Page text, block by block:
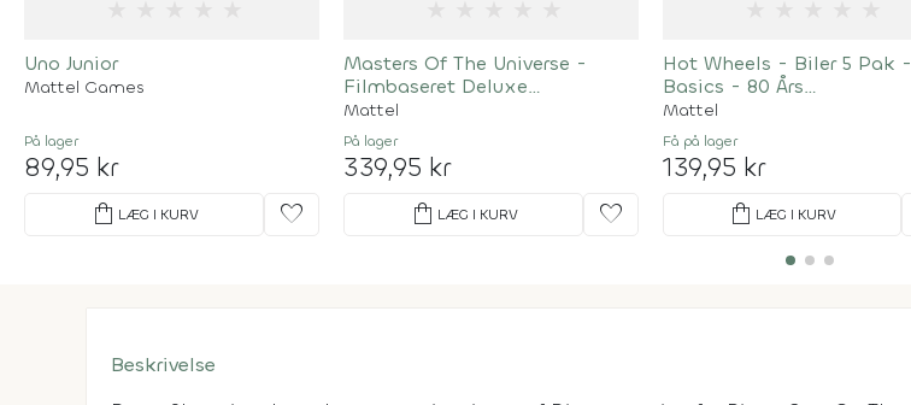
Uno Junior
Mattel Games
På lager
89,95 kr
shopping_bag LÆG I KURV favorite
Masters Of The Universe -
Filmbaseret Deluxe
Kraftsværd
Mattel
På lager
339,95 kr
shopping_bag LÆG I KURV favorite
Hot Wheels - Biler 5 Pak -
Basics - 80 Års
Jubilæumsudgave - 1:64
Mattel
Få på lager
139,95 kr
shopping_bag LÆG I KURV
Beskrivelse